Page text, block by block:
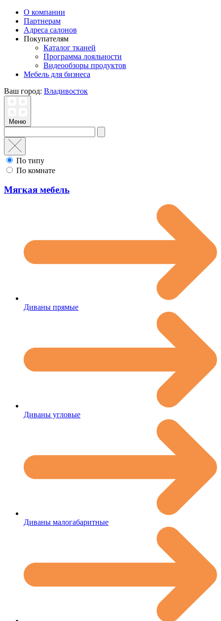
О компании
Партнерам
Адреса салонов
Покупателям
Каталог тканей
Программа лояльности
Видеообзоры продуктов
Мебель для бизнеса
Ваш город: Владивосток
Меню
По типу
По комнате
Мягкая мебель
Диваны прямые
Диваны угловые
Диваны малогабаритные